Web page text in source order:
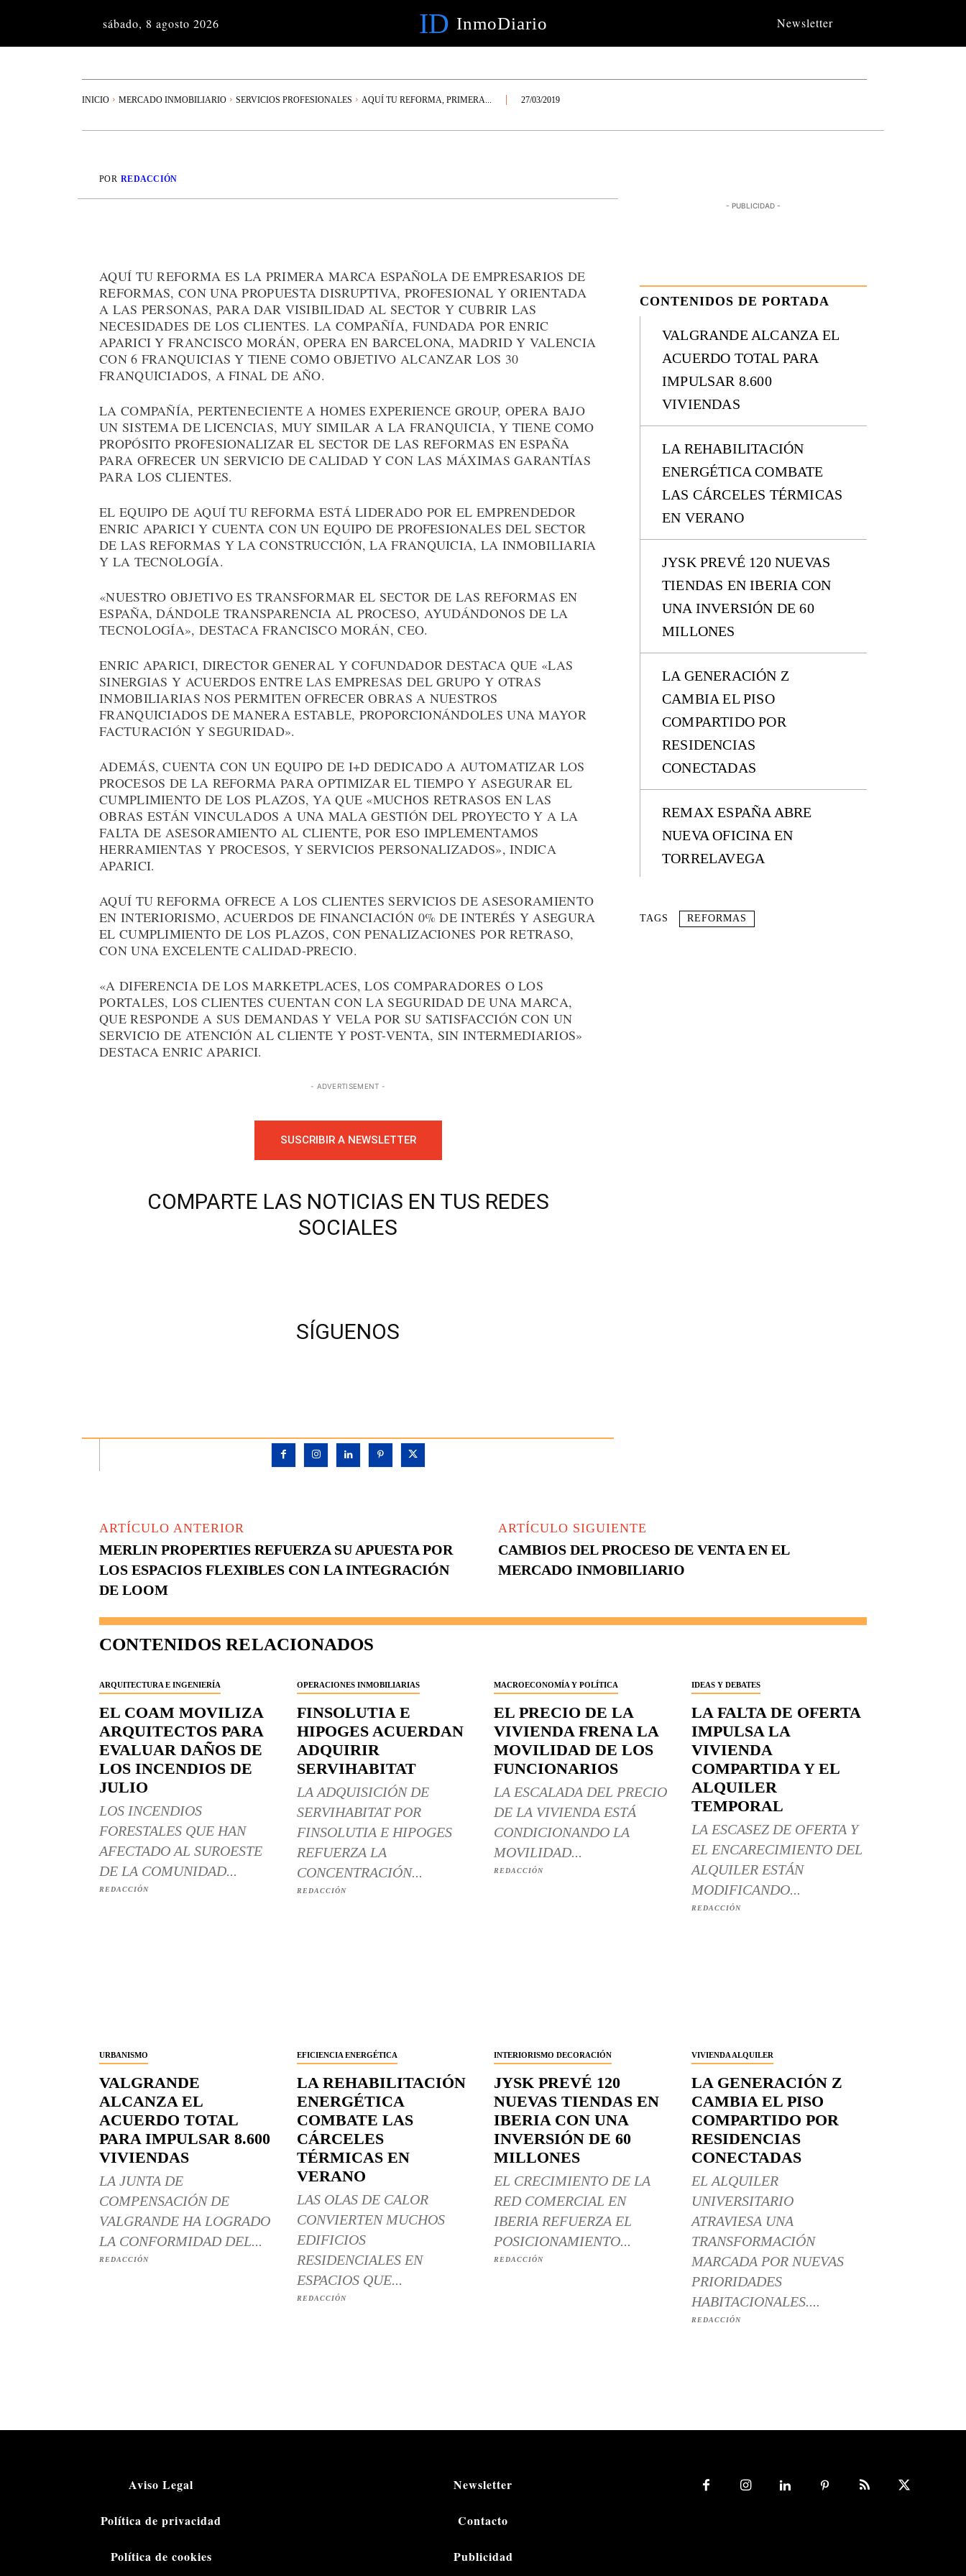
sábado, 8 agosto 2026 ID InmoDiario Newsletter
INICIO MERCADO INMOBILIARIO SERVICIOS PROFESIONALES AQUÍ TU REFORMA, PRIMERA... 27/03/2019
POR REDACCIÓN
AQUÍ TU REFORMA ES LA PRIMERA MARCA ESPAÑOLA DE EMPRESARIOS DE
REFORMAS, CON UNA PROPUESTA DISRUPTIVA, PROFESIONAL Y ORIENTADA
A LAS PERSONAS, PARA DAR VISIBILIDAD AL SECTOR Y CUBRIR LAS
NECESIDADES DE LOS CLIENTES. LA COMPAÑÍA, FUNDADA POR ENRIC
APARICI Y FRANCISCO MORÁN, OPERA EN BARCELONA, MADRID Y VALENCIA
CON 6 FRANQUICIAS Y TIENE COMO OBJETIVO ALCANZAR LOS 30
FRANQUICIADOS, A FINAL DE AÑO.
LA COMPAÑÍA, PERTENECIENTE A HOMES EXPERIENCE GROUP, OPERA BAJO
UN SISTEMA DE LICENCIAS, MUY SIMILAR A LA FRANQUICIA, Y TIENE COMO
PROPÓSITO PROFESIONALIZAR EL SECTOR DE LAS REFORMAS EN ESPAÑA
PARA OFRECER UN SERVICIO DE CALIDAD Y CON LAS MÁXIMAS GARANTÍAS
PARA LOS CLIENTES.
EL EQUIPO DE AQUÍ TU REFORMA ESTÁ LIDERADO POR EL EMPRENDEDOR
ENRIC APARICI Y CUENTA CON UN EQUIPO DE PROFESIONALES DEL SECTOR
DE LAS REFORMAS Y LA CONSTRUCCIÓN, LA FRANQUICIA, LA INMOBILIARIA
Y LA TECNOLOGÍA.
«NUESTRO OBJETIVO ES TRANSFORMAR EL SECTOR DE LAS REFORMAS EN
ESPAÑA, DÁNDOLE TRANSPARENCIA AL PROCESO, AYUDÁNDONOS DE LA
TECNOLOGÍA», DESTACA FRANCISCO MORÁN, CEO.
ENRIC APARICI, DIRECTOR GENERAL Y COFUNDADOR DESTACA QUE «LAS
SINERGIAS Y ACUERDOS ENTRE LAS EMPRESAS DEL GRUPO Y OTRAS
INMOBILIARIAS NOS PERMITEN OFRECER OBRAS A NUESTROS
FRANQUICIADOS DE MANERA ESTABLE, PROPORCIONÁNDOLES UNA MAYOR
FACTURACIÓN Y SEGURIDAD».
ADEMÁS, CUENTA CON UN EQUIPO DE I+D DEDICADO A AUTOMATIZAR LOS
PROCESOS DE LA REFORMA PARA OPTIMIZAR EL TIEMPO Y ASEGURAR EL
CUMPLIMIENTO DE LOS PLAZOS, YA QUE «MUCHOS RETRASOS EN LAS
OBRAS ESTÁN VINCULADOS A UNA MALA GESTIÓN DEL PROYECTO Y A LA
FALTA DE ASESORAMIENTO AL CLIENTE, POR ESO IMPLEMENTAMOS
HERRAMIENTAS Y PROCESOS, Y SERVICIOS PERSONALIZADOS», INDICA
APARICI.
AQUÍ TU REFORMA OFRECE A LOS CLIENTES SERVICIOS DE ASESORAMIENTO
EN INTERIORISMO, ACUERDOS DE FINANCIACIÓN 0% DE INTERÉS Y ASEGURA
EL CUMPLIMIENTO DE LOS PLAZOS, CON PENALIZACIONES POR RETRASO,
CON UNA EXCELENTE CALIDAD-PRECIO.
«A DIFERENCIA DE LOS MARKETPLACES, LOS COMPARADORES O LOS
PORTALES, LOS CLIENTES CUENTAN CON LA SEGURIDAD DE UNA MARCA,
QUE RESPONDE A SUS DEMANDAS Y VELA POR SU SATISFACCIÓN CON UN
SERVICIO DE ATENCIÓN AL CLIENTE Y POST-VENTA, SIN INTERMEDIARIOS»
DESTACA ENRIC APARICI.
- ADVERTISEMENT -
SUSCRIBIR A NEWSLETTER
COMPARTE LAS NOTICIAS EN TUS REDES
SOCIALES
SÍGUENOS
- PUBLICIDAD -
CONTENIDOS DE PORTADA
VALGRANDE ALCANZA EL
ACUERDO TOTAL PARA
IMPULSAR 8.600
VIVIENDAS
LA REHABILITACIÓN
ENERGÉTICA COMBATE
LAS CÁRCELES TÉRMICAS
EN VERANO
JYSK PREVÉ 120 NUEVAS
TIENDAS EN IBERIA CON
UNA INVERSIÓN DE 60
MILLONES
LA GENERACIÓN Z
CAMBIA EL PISO
COMPARTIDO POR
RESIDENCIAS
CONECTADAS
REMAX ESPAÑA ABRE
NUEVA OFICINA EN
TORRELAVEGA
TAGS REFORMAS
ARTÍCULO ANTERIOR
MERLIN PROPERTIES REFUERZA SU APUESTA POR
LOS ESPACIOS FLEXIBLES CON LA INTEGRACIÓN
DE LOOM
ARTÍCULO SIGUIENTE
CAMBIOS DEL PROCESO DE VENTA EN EL
MERCADO INMOBILIARIO
CONTENIDOS RELACIONADOS
ARQUITECTURA E INGENIERÍA
EL COAM MOVILIZA
ARQUITECTOS PARA
EVALUAR DAÑOS DE
LOS INCENDIOS DE
JULIO
LOS INCENDIOS
FORESTALES QUE HAN
AFECTADO AL SUROESTE
DE LA COMUNIDAD...
REDACCIÓN
OPERACIONES INMOBILIARIAS
FINSOLUTIA E
HIPOGES ACUERDAN
ADQUIRIR
SERVIHABITAT
LA ADQUISICIÓN DE
SERVIHABITAT POR
FINSOLUTIA E HIPOGES
REFUERZA LA
CONCENTRACIÓN...
REDACCIÓN
MACROECONOMÍA Y POLÍTICA
EL PRECIO DE LA
VIVIENDA FRENA LA
MOVILIDAD DE LOS
FUNCIONARIOS
LA ESCALADA DEL PRECIO
DE LA VIVIENDA ESTÁ
CONDICIONANDO LA
MOVILIDAD...
REDACCIÓN
IDEAS Y DEBATES
LA FALTA DE OFERTA
IMPULSA LA
VIVIENDA
COMPARTIDA Y EL
ALQUILER
TEMPORAL
LA ESCASEZ DE OFERTA Y
EL ENCARECIMIENTO DEL
ALQUILER ESTÁN
MODIFICANDO...
REDACCIÓN
URBANISMO
VALGRANDE
ALCANZA EL
ACUERDO TOTAL
PARA IMPULSAR 8.600
VIVIENDAS
LA JUNTA DE
COMPENSACIÓN DE
VALGRANDE HA LOGRADO
LA CONFORMIDAD DEL...
REDACCIÓN
EFICIENCIA ENERGÉTICA
LA REHABILITACIÓN
ENERGÉTICA
COMBATE LAS
CÁRCELES
TÉRMICAS EN
VERANO
LAS OLAS DE CALOR
CONVIERTEN MUCHOS
EDIFICIOS
RESIDENCIALES EN
ESPACIOS QUE...
REDACCIÓN
INTERIORISMO DECORACIÓN
JYSK PREVÉ 120
NUEVAS TIENDAS EN
IBERIA CON UNA
INVERSIÓN DE 60
MILLONES
EL CRECIMIENTO DE LA
RED COMERCIAL EN
IBERIA REFUERZA EL
POSICIONAMIENTO...
REDACCIÓN
VIVIENDA ALQUILER
LA GENERACIÓN Z
CAMBIA EL PISO
COMPARTIDO POR
RESIDENCIAS
CONECTADAS
EL ALQUILER
UNIVERSITARIO
ATRAVIESA UNA
TRANSFORMACIÓN
MARCADA POR NUEVAS
PRIORIDADES
HABITACIONALES....
REDACCIÓN
Aviso Legal
Política de privacidad
Política de cookies
Newsletter
Contacto
Publicidad